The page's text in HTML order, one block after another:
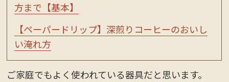
方まで【基本】
【ペーパードリップ】深煎りコーヒーのおいし
い淹れ方
ご家庭でもよく使われている器具だと思います。